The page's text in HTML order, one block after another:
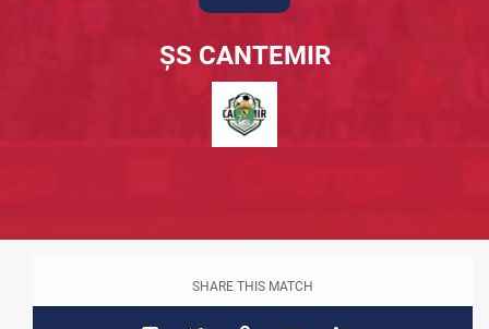
ȘS CANTEMIR
SHARE THIS MATCH